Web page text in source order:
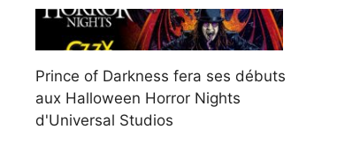
Prince of Darkness fera ses débuts
aux Halloween Horror Nights
d'Universal Studios